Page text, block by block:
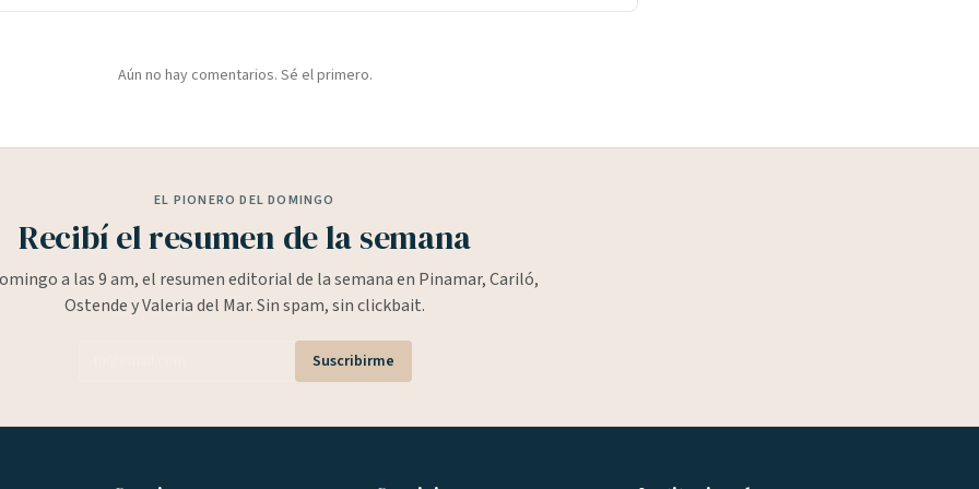
Aún no hay comentarios. Sé el primero.
EL PIONERO DEL DOMINGO
Recibí el resumen de la semana
a las 9 am, el resumen editorial de la semana en Pinamar, Cariló,
Ostende y Valeria del Mar. Sin spam, sin clickbait.
Suscribirme